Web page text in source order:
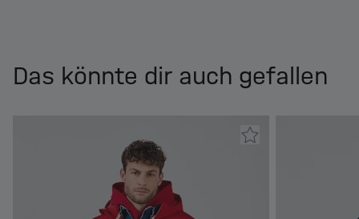
Das könnte dir auch gefallen